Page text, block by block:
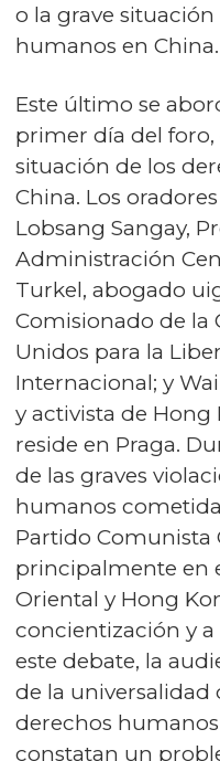
o la grave
humanos en China.
Este último se
primer día del foro,
situación de los
China. Los
Lobsang Sangay,
Administración
Turkel, abogado
Comisionado de la
Unidos para la
Internacional; y
y activista de
reside en Praga.
de las graves
humanos
Partido Comunista
principalmente en
Oriental y Hong
concientización y a
este debate, la
de la universalidad
derechos
constatan un